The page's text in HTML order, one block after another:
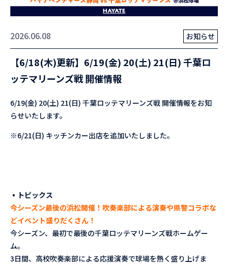
2026.06.08 お知らせ
【6/18(木)更新】6/19(金) 20(土) 21(日) 千葉ロ
ッテマリーンズ戦 開催情報
6/19(金) 20(土) 21(日) 千葉ロッテマリーンズ戦 開催情報をお知
らせいたします。
※6/21(日) キッチンカー出店を追加いたしました。
▪︎トピックス
今シーズン最後の浜松開催！吹奏楽部による演奏や県警コラボな
どイベント盛りだくさん！
今シーズン、最初で最後の千葉ロッテマリーンズ戦ホームゲー
ム。
3日間、高校吹奏楽部による応援演奏で球場を熱く盛り上げま